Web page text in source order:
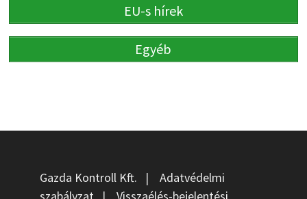
EU-s hírek
Egyéb
Gazda Kontroll Kft. | Adatvédelmi